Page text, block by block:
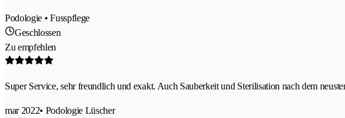
Podologie • Fusspflege
Geschlossen
Zu empfehlen
Super Service, sehr freundlich und exakt. Auch Sauberkeit und Sterilisation nach dem
mar 2022• Podologie Lüscher